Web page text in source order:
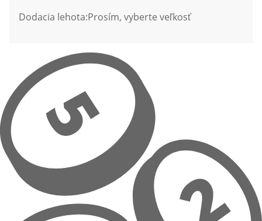
Dodacia lehota:Prosím, vyberte veľkosť